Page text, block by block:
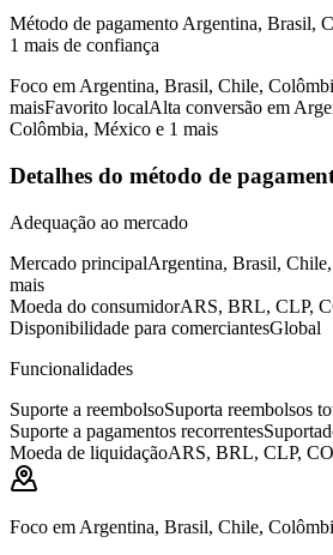
Método de pagamento Argentina, Brasil,
1 mais de confiança
Foco em Argentina, Brasil, Chile,
maisFavorito localAlta conversão em
Colômbia, México e 1 mais
Detalhes do método de
Adequação ao mercado
Mercado principalArgentina, Brasil,
mais
Moeda do consumidorARS, BRL, CLP,
Disponibilidade para comerciantesGlobal
Funcionalidades
Suporte a reembolsoSuporta reembolsos
Suporte a pagamentos recorrentes
Moeda de liquidaçãoARS, BRL, CLP,
Foco em Argentina, Brasil, Chile,